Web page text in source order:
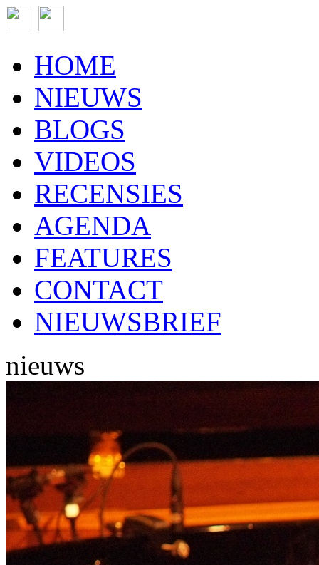
HOME
NIEUWS
BLOGS
VIDEOS
RECENSIES
AGENDA
FEATURES
CONTACT
NIEUWSBRIEF
nieuws